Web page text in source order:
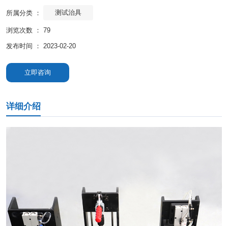
所属分类 ： 测试治具
浏览次数 ： 79
发布时间 ： 2023-02-20
立即咨询
详细介绍